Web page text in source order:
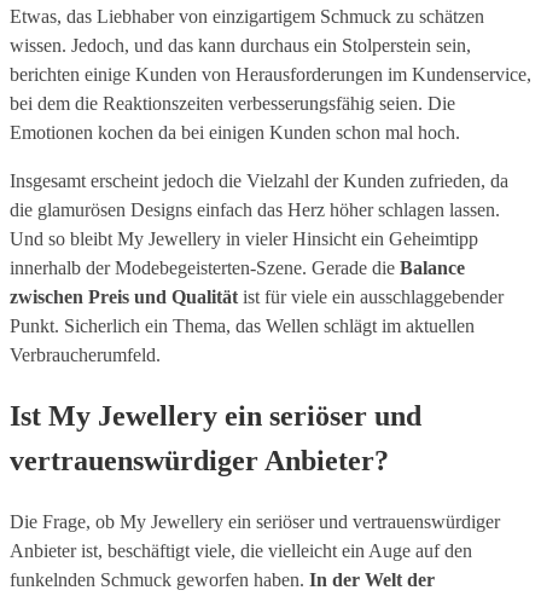
Etwas, das Liebhaber von einzigartigem Schmuck zu schätzen
wissen. Jedoch, und das kann durchaus ein Stolperstein sein,
berichten einige Kunden von Herausforderungen im Kundenservice,
bei dem die Reaktionszeiten verbesserungsfähig seien. Die
Emotionen kochen da bei einigen Kunden schon mal hoch.
Insgesamt erscheint jedoch die Vielzahl der Kunden zufrieden, da
die glamurösen Designs einfach das Herz höher schlagen lassen.
Und so bleibt My Jewellery in vieler Hinsicht ein Geheimtipp
innerhalb der Modebegeisterten-Szene. Gerade die Balance
zwischen Preis und Qualität ist für viele ein ausschlaggebender
Punkt. Sicherlich ein Thema, das Wellen schlägt im aktuellen
Verbraucherumfeld.
Ist My Jewellery ein seriöser und
vertrauenswürdiger Anbieter?
Die Frage, ob My Jewellery ein seriöser und vertrauenswürdiger
Anbieter ist, beschäftigt viele, die vielleicht ein Auge auf den
funkelnden Schmuck geworfen haben. In der Welt der